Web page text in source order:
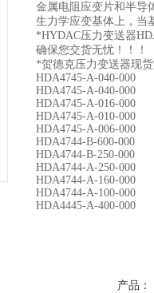
金属电阻应变片和半导
生力学应变基体上，当
*HYDAC压力变送器
确保您交货无忧！！！
*贺德克压力变送器现
HDA4745-A-040-000
HDA4745-A-040-000
HDA4745-A-016-000
HDA4745-A-010-000
HDA4745-A-006-000
HDA4744-B-600-000
HDA4744-B-250-000
HDA4744-A-250-000
HDA4744-A-160-000
HDA4744-A-100-000
HDA4445-A-400-000
产品：